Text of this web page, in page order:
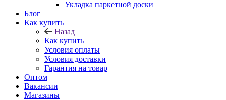
Укладка паркетной доски
Блог
Как купить
Назад
Как купить
Условия оплаты
Условия доставки
Гарантия на товар
Оптом
Вакансии
Магазины